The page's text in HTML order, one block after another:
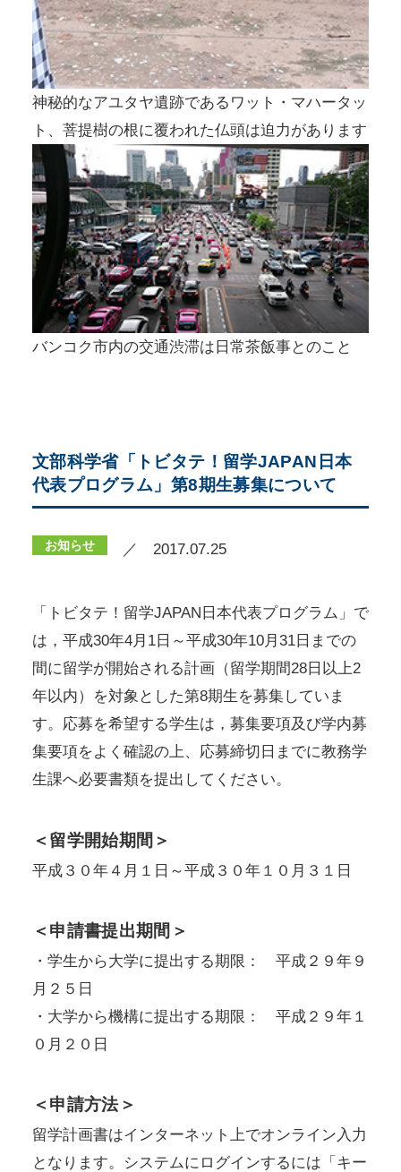
神秘的なアユタヤ遺跡であるワット・マハータッ
ト、菩提樹の根に覆われた仏頭は迫力があります
バンコク市内の交通渋滞は日常茶飯事とのこと
文部科学省「トビタテ！留学JAPAN日本
代表プログラム」第8期生募集について
お知らせ ／ 2017.07.25
「トビタテ！留学JAPAN日本代表プログラム」で
は，平成30年4月1日～平成30年10月31日までの
間に留学が開始される計画（留学期間28日以上2
年以内）を対象とした第8期生を募集していま
す。応募を希望する学生は，募集要項及び学内募
集要項をよく確認の上、応募締切日までに教務学
生課へ必要書類を提出してください。
＜留学開始期間＞
平成３０年４月１日～平成３０年１０月３１日
＜申請書提出期間＞
・学生から大学に提出する期限： 平成２９年９
月２５日
・大学から機構に提出する期限： 平成２９年１
０月２０日
＜申請方法＞
留学計画書はインターネット上でオンライン入力
となります。システムにログインするには「キー